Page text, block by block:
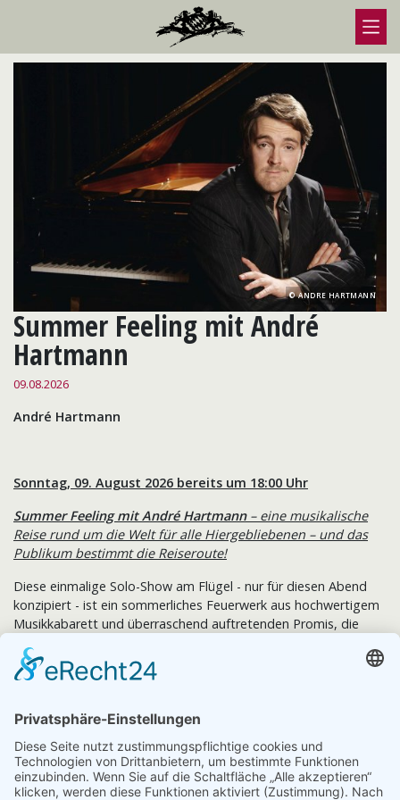
Summer Feeling mit André
Hartmann
09.08.2026
André Hartmann
Sonntag, 09. August 2026 bereits um 18:00 Uhr
Summer Feeling mit André Hartmann– eine musikalische
Reise rund um die Welt für alle Hiergebliebenen – und das
Publikum bestimmt die Reiseroute!
Diese einmalige Solo-Show am Flügel - nur für diesen Abend
konzipiert - ist ein sommerliches Feuerwerk aus hochwertigem
Musikkabarett und überraschend auftretenden Promis, die
gebracht hat.
ANDRE HARTMANN
Ensemble